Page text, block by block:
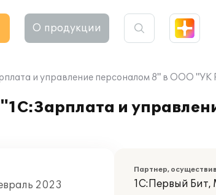
О продукции
и управление персоналом 8" в ООО
и
2023
Партнер,
1С:Первый Бит,